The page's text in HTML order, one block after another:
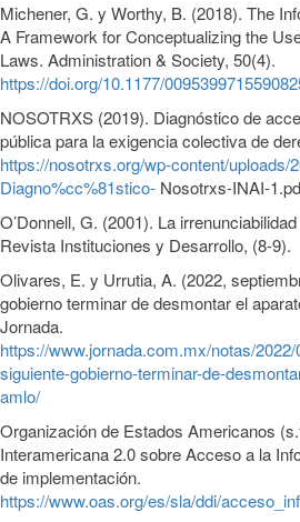
Michener, G. y Worthy, B. (2018). The
A Framework for Conceptualizing the
Laws. Administration & Society, 50(4).
https://doi.org/10.1177/
NOSOTRXS (2019). Diagnóstico de
pública para la exigencia colectiva de
https://nosotrxs.org/wp-content/uploads/
Diagno%cc%81stico- Nosotrxs-INAI-
O’Donnell, G. (2001). La
Revista Instituciones y Desarrollo, (8-9).
Olivares, E. y Urrutia, A. (2022,
gobierno terminar de desmontar el
Jornada.
https://www.jornada.com.mx/notas/
siguiente-gobierno-terminar-de-
amlo/
Organización de Estados Americanos
Interamericana 2.0 sobre Acceso a la
de implementación.
https://www.oas.org/es/sla/ddi/